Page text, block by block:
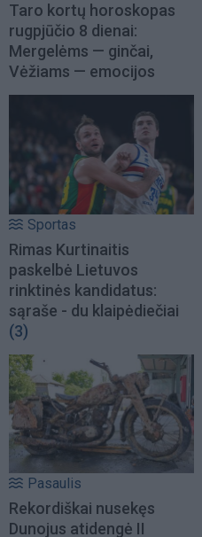
Taro kortų horoskopas
rugpjūčio 8 dienai:
Mergelėms — ginčai,
Vėžiams — emocijos
Sportas
Rimas Kurtinaitis
paskelbė Lietuvos
rinktinės kandidatus:
sąraše - du klaipėdiečiai
(3)
Pasaulis
Rekordiškai nusekęs
Dunojus atidengė II